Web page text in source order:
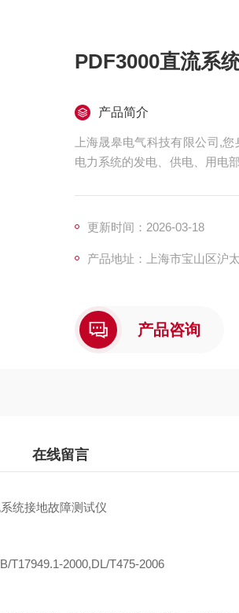
PDF3000直流系
产品简介
上海晟皋电气科技有限公司,
电力系统的发电、供电、用电
更新时间：2026-03-18
产品地址：上海市宝山区沪
产品咨询
在线留言
统接地故障测试仪
T17949.1-2000,DL/T475-2006